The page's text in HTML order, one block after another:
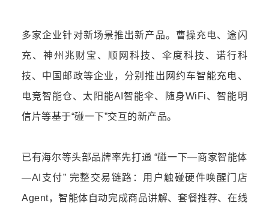
多家企业针对新场景推出新产品。曹操充电、途闪
充、神州兆财宝、顺网科技、伞度科技、诺行科
技、中国邮政等企业，分别推出网约车智能充电、
电竞智能仓、太阳能AI智能伞、
随身WiFi、智能明
信片等基于“碰一下”交互的新产品。
已有海尔等头部品牌率先打通 “碰一下—商家智能体
—AI支付” 完整交易链路：用户触碰硬件唤醒门店
Agent，智能体自动完成商品讲解、套餐推荐、在线